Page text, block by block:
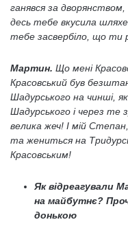
ганявся за дворянством,
десь тебе вкусила
тебе засвербіло, що ти
Мартин. Що мені
Красовський був
Шадурського на чинші,
Шадурського і через
велика жеч! І мій
та жениться на
Красовським!
Як відреагували
на майбутнє?
донькою